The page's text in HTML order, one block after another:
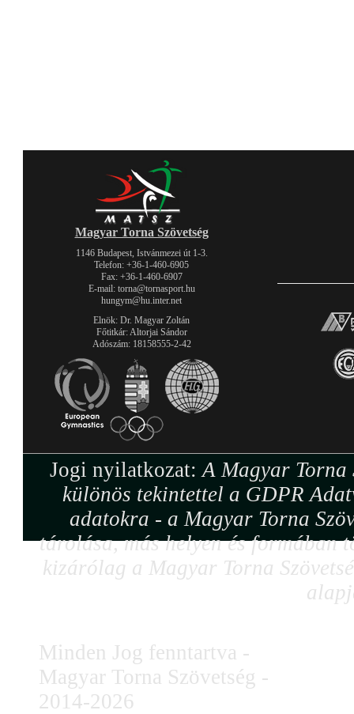
Magyar Torna Szövetség
1146 Budapest, Istvánmezei út 1-3.
Telefon: +36-1-460-6905
Fax: +36-1-460-6907
E-mail: torna@tornasport.hu
hungym@hu.inter.net
Elnök: Dr. Magyar Zoltán
Főtitkár: Altorjai Sándor
Adószám: 18158555-2-42
Jogi nyilatkozat:A Magyar Torna
különös tekintettel a GDPR
adatokra - a Magyar Torna
tárolása, más helyen és formában
kizárólag a Magyar Torna
Minden Jog fenntartva -
Magyar Torna Szövetség -
2014-2026